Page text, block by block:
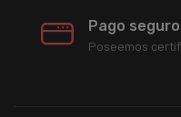
Pago
Poseemos